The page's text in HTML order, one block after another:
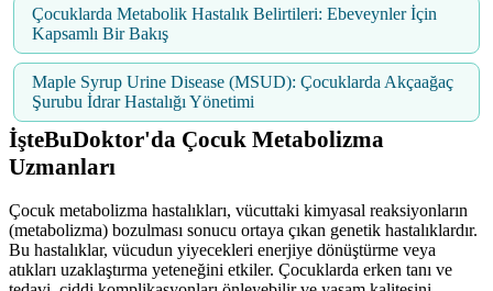
Çocuklarda Metabolik Hastalık Belirtileri: Ebeveynler İçin
Kapsamlı Bir Bakış
Maple Syrup Urine Disease (MSUD): Çocuklarda Akçaağaç
Şurubu İdrar Hastalığı Yönetimi
İşteBuDoktor'da Çocuk Metabolizma
Uzmanları
Çocuk metabolizma hastalıkları, vücuttaki kimyasal reaksiyonların
(metabolizma) bozulması sonucu ortaya çıkan genetik hastalıklardır.
Bu hastalıklar, vücudun yiyecekleri enerjiye dönüştürme veya
atıkları uzaklaştırma yeteneğini etkiler. Çocuklarda erken tanı ve